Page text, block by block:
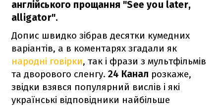
англійського прощання "See you later,
alligator".
Допис швидко зібрав десятки кумедних
варіантів, а в коментарях згадали як
народні говірки, так і фрази з мультфільмів
та дворового сленгу. 24 Канал розкаже,
звідки взявся популярний вислів і які
українські відповідники найбільше